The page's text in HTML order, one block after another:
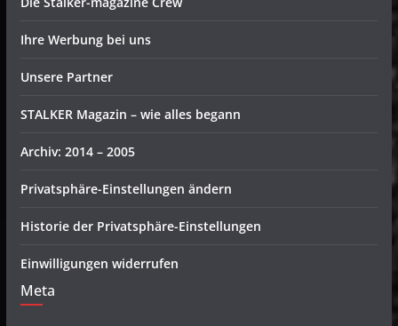
Ihre Werbung bei uns
Unsere Partner
STALKER Magazin – wie alles begann
Archiv: 2014 – 2005
Privatsphäre-Einstellungen ändern
Historie der Privatsphäre-Einstellungen
Einwilligungen widerrufen
Meta